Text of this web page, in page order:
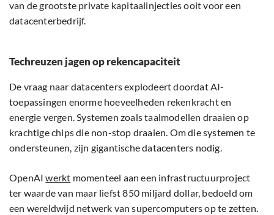
van de grootste private kapitaalinjecties ooit voor een
datacenterbedrijf.
Techreuzen jagen op rekencapaciteit
De vraag naar datacenters explodeert doordat AI-
toepassingen enorme hoeveelheden rekenkracht en
energie vergen. Systemen zoals taalmodellen draaien op
krachtige chips die non-stop draaien. Om die systemen te
ondersteunen, zijn gigantische datacenters nodig.
OpenAIwerkt momenteel aan een infrastructuurproject
ter waarde van maar liefst 850 miljard dollar, bedoeld om
een wereldwijd netwerk van supercomputers op te zetten.